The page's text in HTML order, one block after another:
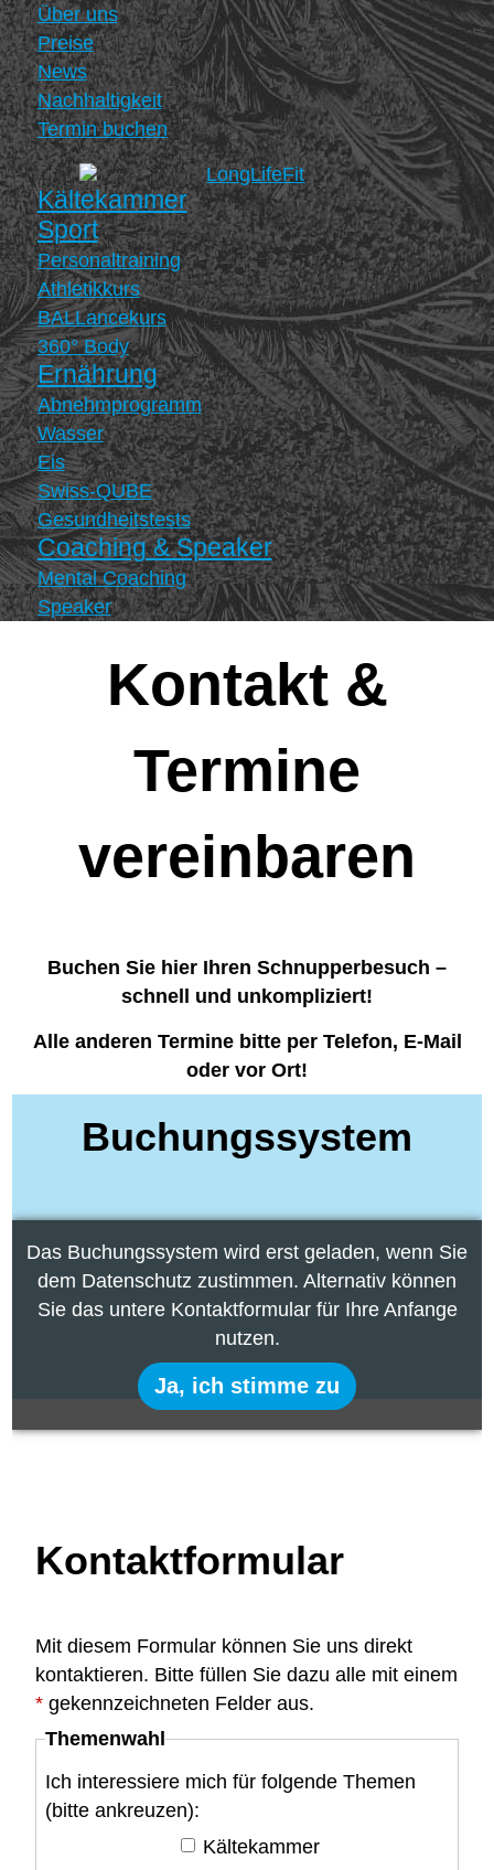
Über uns
Preise
News
Nachhaltigkeit
Termin buchen
Kältekammer
Sport
Personaltraining
Athletikkurs
BALLancekurs
360° Body
Ernährung
Abnehmprogramm
Wasser
Eis
Swiss-QUBE
Gesundheitstests
Coaching & Speaker
Mental Coaching
Speaker
Kontakt &
Termine
vereinbaren
Buchen Sie hier Ihren Schnupperbesuch –
schnell und unkompliziert!
Alle anderen Termine bitte per Telefon, E-Mail
oder vor Ort!
Buchungssystem
Das Buchungssystem wird erst geladen, wenn Sie
dem Datenschutz zustimmen. Alternativ können
Sie das untere Kontaktformular für Ihre Anfange
nutzen.
Kontaktformular
Mit diesem Formular können Sie uns direkt
kontaktieren. Bitte füllen Sie dazu alle mit einem
* gekennzeichneten Felder aus.
Themenwahl
Ich interessiere mich für folgende Themen
(bitte ankreuzen):
Kältekammer